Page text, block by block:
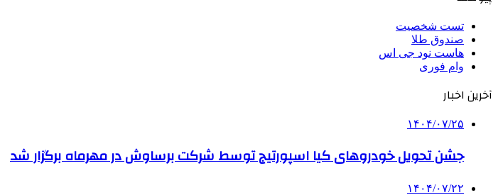
تست شخصیت
صندوق طلا
هاست نود جی اس
وام فوری
آخرین اخبار
۱۴۰۴/۰۷/۲۵
جشن تحویل خودروهای کیا اسپورتیج توسط شرکت برساوش در مهرماه برگزار شد
۱۴۰۴/۰۷/۲۲